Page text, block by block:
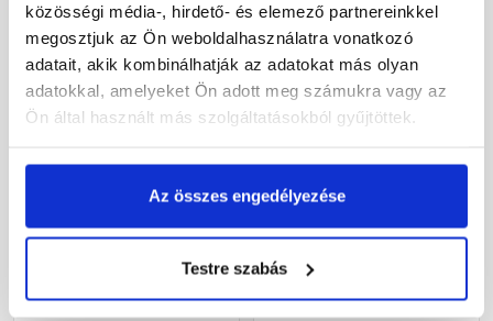
közösségi média-, hirdető- és elemező partnereinkkel
megosztjuk az Ön weboldalhasználatra vonatkozó
adatait, akik kombinálhatják az adatokat más olyan
adatokkal, amelyeket Ön adott meg számukra vagy az
Ön által használt más szolgáltatásokból gyűjtöttek.
Az összes engedélyezése
Testre szabás
9 075 Ft/ doboz
12 100 Ft / m2
Megnézem
4 995 Ft/ doboz
15 609 Ft / m2
Megnézem